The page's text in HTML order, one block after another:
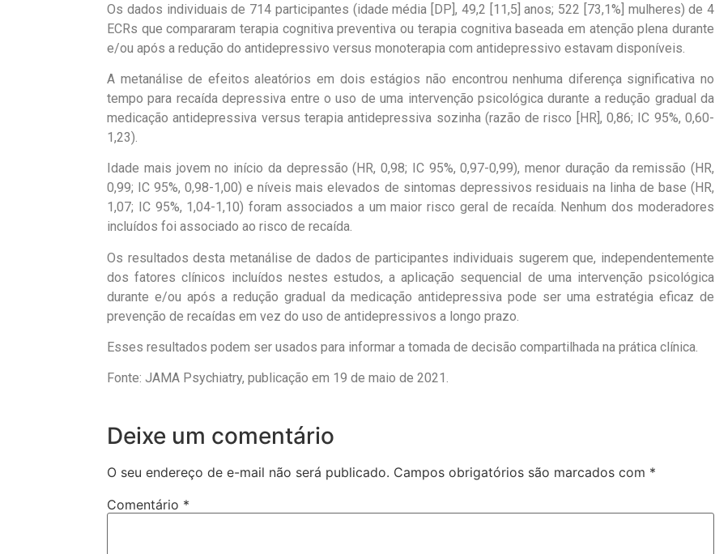
Os dados individuais de 714 participantes (idade média [DP], 49,2 [11,5] anos; 522 [73,1%] mulheres) de 4
ECRs que compararam terapia cognitiva preventiva ou terapia cognitiva baseada em atenção plena durante
e/ou após a redução do antidepressivo versus monoterapia com antidepressivo estavam disponíveis.
A metanálise de efeitos aleatórios em dois estágios não encontrou nenhuma diferença significativa no
tempo para recaída depressiva entre o uso de uma intervenção psicológica durante a redução gradual da
medicação antidepressiva versus terapia antidepressiva sozinha (razão de risco [HR], 0,86; IC 95%, 0,60-
1,23).
Idade mais jovem no início da depressão (HR, 0,98; IC 95%, 0,97-0,99), menor duração da remissão (HR,
0,99; IC 95%, 0,98-1,00) e níveis mais elevados de sintomas depressivos residuais na linha de base (HR,
1,07; IC 95%, 1,04-1,10) foram associados a um maior risco geral de recaída. Nenhum dos moderadores
incluídos foi associado ao risco de recaída.
Os resultados desta metanálise de dados de participantes individuais sugerem que, independentemente
dos fatores clínicos incluídos nestes estudos, a aplicação sequencial de uma intervenção psicológica
durante e/ou após a redução gradual da medicação antidepressiva pode ser uma estratégia eficaz de
prevenção de recaídas em vez do uso de antidepressivos a longo prazo.
Esses resultados podem ser usados ​​para informar a tomada de decisão compartilhada na prática clínica.
Fonte: JAMA Psychiatry, publicação em 19 de maio de 2021.
Deixe um comentário
O seu endereço de e-mail não será publicado. Campos obrigatórios são marcados com *
Comentário *